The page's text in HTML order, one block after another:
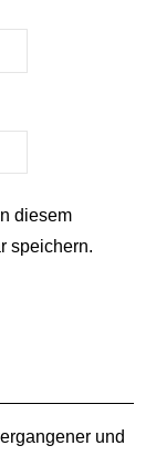
diesem
speichern.
und